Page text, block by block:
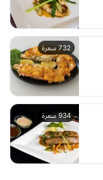
732 سعرة
934 سعرة